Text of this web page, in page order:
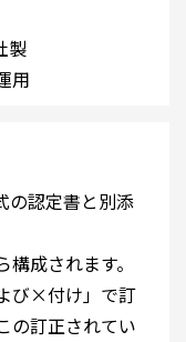
製
用
の認定書と別添
成されます。
び×付け」で訂
の訂正されてい